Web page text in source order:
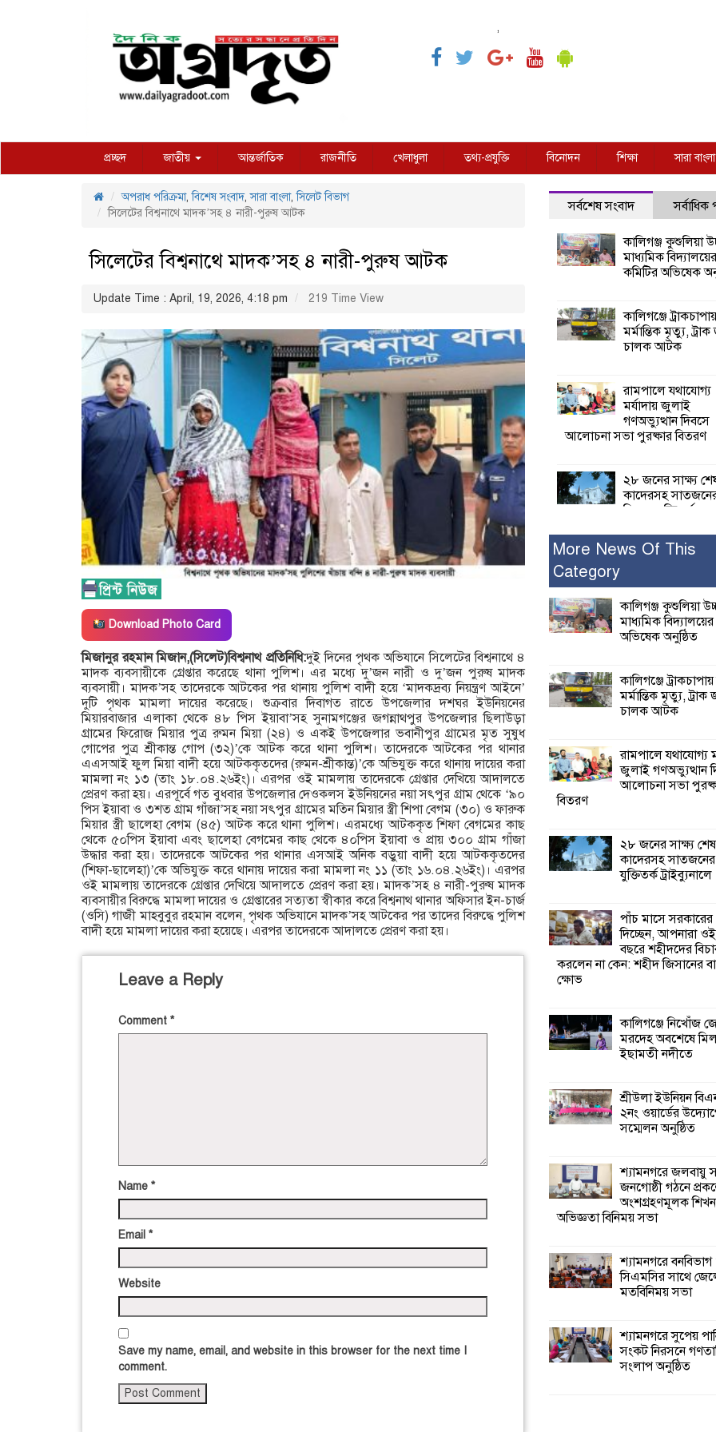
,
প্রচ্ছদ জাতীয় আন্তর্জাতিক রাজনীতি খেলাধুলা তথ্য-প্রযুক্তি বিনোদন শিক্ষা সারা বাংলা
অপরাধ পরিক্রমা,বিশেষ সংবাদ,সারা বাংলা,সিলেট বিভাগ
সিলেটের বিশ্বনাথে মাদক’সহ ৪ নারী-পুরুষ আটক
সিলেটের বিশ্বনাথে মাদক’সহ ৪ নারী-পুরুষ আটক
Update Time : April, 19, 2026, 4:18 pm 219 Time View
Download Photo Card
মিজানুর রহমান মিজান,(সিলেট)বিশ্বনাথ প্রতিনিধি:দুই দিনের পৃথক অভিযানে সিলেটের বিশ্বনাথে ৪
মাদক ব্যবসায়ীকে গ্রেপ্তার করেছে থানা পুলিশ। এর মধ্যে দু’জন নারী ও দু’জন পুরুষ মাদক
ব্যবসায়ী। মাদক’সহ তাদেরকে আটকের পর থানায় পুলিশ বাদী হয়ে ‘মাদকদ্রব্য নিয়ন্ত্রণ আইনে’
দুটি পৃথক মামলা দায়ের করেছে। শুক্রবার দিবাগত রাতে উপজেলার দশঘর ইউনিয়নের
মিয়ারবাজার এলাকা থেকে ৪৮ পিস ইয়াবা’সহ সুনামগঞ্জের জগন্নাথপুর উপজেলার ছিলাউড়া
গ্রামের ফিরোজ মিয়ার পুত্র রুমন মিয়া (২৪) ও একই উপজেলার ভবানীপুর গ্রামের মৃত সুষুধ
গোপের পুত্র শ্রীকান্ত গোপ (৩২)’কে আটক করে থানা পুলিশ। তাদেরকে আটকের পর থানার
এএসআই ফুল মিয়া বাদী হয়ে আটককৃতদের (রুমন-শ্রীকান্ত)’কে অভিযুক্ত করে থানায় দায়ের করা
মামলা নং ১৩ (তাং ১৮.০৪.২৬ইং)। এরপর ওই মামলায় তাদেরকে গ্রেপ্তার দেখিয়ে আদালতে
প্রেরণ করা হয়। এরপূর্বে গত বুধবার উপজেলার দেওকলস ইউনিয়নের নয়া সৎপুর গ্রাম থেকে ‘৯০
পিস ইয়াবা ও ৩শত গ্রাম গাঁজা’সহ নয়া সৎপুর গ্রামের মতিন মিয়ার স্ত্রী শিপা বেগম (৩০) ও ফারুক
মিয়ার স্ত্রী ছালেহা বেগম (৪৫) আটক করে থানা পুলিশ। এরমধ্যে আটককৃত শিফা বেগমের কাছ
থেকে ৫০পিস ইয়াবা এবং ছালেহা বেগমের কাছ থেকে ৪০পিস ইয়াবা ও প্রায় ৩০০ গ্রাম গাঁজা
উদ্ধার করা হয়। তাদেরকে আটকের পর থানার এসআই অনিক বড়ুয়া বাদী হয়ে আটককৃতদের
(শিফা-ছালেহা)’কে অভিযুক্ত করে থানায় দায়ের করা মামলা নং ১১ (তাং ১৬.০৪.২৬ইং)। এরপর
ওই মামলায় তাদেরকে গ্রেপ্তার দেখিয়ে আদালতে প্রেরণ করা হয়। মাদক’সহ ৪ নারী-পুরুষ মাদক
ব্যবসায়ীর বিরুদ্ধে মামলা দায়ের ও গ্রেপ্তারের সত্যতা স্বীকার করে বিশ্বনাথ থানার অফিসার ইন-চার্জ
(ওসি) গাজী মাহবুবুর রহমান বলেন, পৃথক অভিযানে মাদক’সহ আটকের পর তাদের বিরুদ্ধে পুলিশ
বাদী হয়ে মামলা দায়ের করা হয়েছে। এরপর তাদেরকে আদালতে প্রেরণ করা হয়।
Leave a Reply
Comment *
Name *
Email *
Website
Save my name, email, and website in this browser for the next time I
comment.
সর্বশেষ সংবাদ সর্বাধিক
কালিগঞ্জ কুশুলিয়া
মাধ্যমিক বিদ্যালয়ের
কমিটির অভিষেক
কালিগঞ্জে
মর্মান্তিক মৃত্যু,
চালক আটক
রামপালে যথাযোগ্য
মর্যাদায় জুলাই
গণঅভ্যুত্থান দিবসে
আলোচনা সভা পুরষ্কার বিতরণ
২৮ জনের সাক্ষ্য
কাদেরসহ
বিরুদ্ধে যুক্তিতর্ক
ক্ষতি করেছে
নুরুল হক নুর
পাঁচ মাসে সরকারের
বছরে শহীদদের
করলেন না কেন: শহীদ জিসানের
ক্ষোভ
কালিগঞ্জে নিখোঁজ
মরদেহ অবশেষে
ইছামতী নদীতে
২নং ওয়ার্ডের উদ্যোগে
কর্মী সম্মেলন
সহনশীল জনগোষ্ঠী
প্রকল্পের
শিখন ও অভিজ্ঞতা বিনিময় সভা
মতবিনিময় সভা
More News Of This
Category
কালিগঞ্জ কুশুলিয়া
মাধ্যমিক
অভিষেক অনুষ্ঠিত
কালিগঞ্জে
মর্মান্তিক মৃত্যু, ট্রাক
চালক আটক
রামপালে যথাযোগ্য
জুলাই গণঅভ্যুত্থান
আলোচনা সভা
বিতরণ
২৮ জনের সাক্ষ্য
কাদেরসহ সাতজনের
যুক্তিতর্ক ট্রাইব্যুনালে
পাঁচ মাসে
দিচ্ছেন, আপনারা
বছরে শহীদদের
করলেন না কেন: শহীদ জিসানের
ক্ষোভ
কালিগঞ্জে নিখোঁজ
মরদেহ অবশেষে
ইছামতী নদীতে
শ্রীউলা ইউনিয়ন
২নং ওয়ার্ডের
সম্মেলন অনুষ্ঠিত
শ্যামনগরে জলবায়ু
জনগোষ্ঠী গঠনে
অংশগ্রহণমূলক
অভিজ্ঞতা বিনিময় সভা
শ্যামনগরে
সিএমসির সাথে
মতবিনিময় সভা
শ্যামনগরে সুপেয়
সংকট নিরসনে
সংলাপ অনুষ্ঠিত